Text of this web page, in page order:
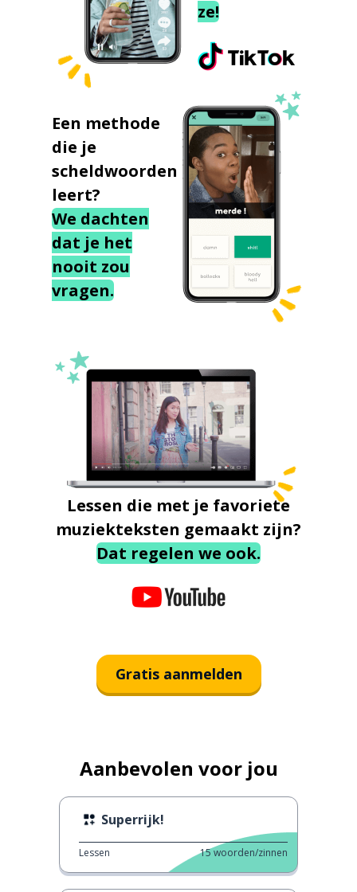
ze!
Een methode
die je
scheldwoorden
leert?
We dachten
dat je het
nooit zou
vragen.
Lessen die met je favoriete
muziekteksten gemaakt zijn?
Dat regelen we ook.
Gratis aanmelden
Aanbevolen voor jou
Superrijk!
Lessen 15woorden/zinnen